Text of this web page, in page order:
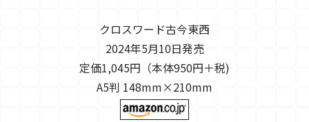
クロスワード古今東西
2024年5月10日発売
定価1,045円（本体950円＋税)
A5判 148mm×210mm